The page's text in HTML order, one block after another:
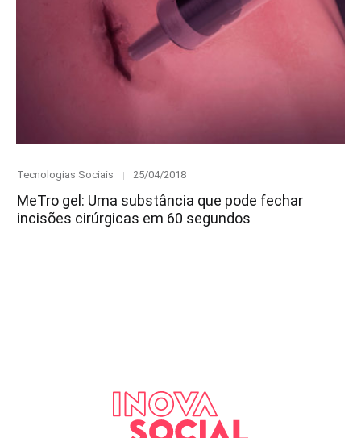
Category
Tecnologias Sociais
Posted
25/04/2018
MeTro gel: Uma substância que pode fechar
incisões cirúrgicas em 60 segundos